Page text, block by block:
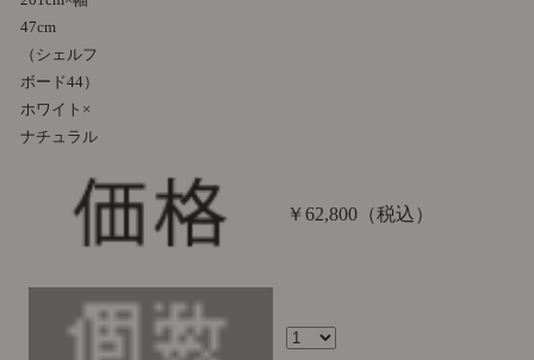
47cm
（シェルフ
ボード44）
ホワイト×
ナチュラル
￥62,800 （税込）